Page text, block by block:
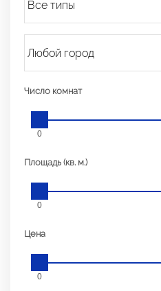
Число комнат
0
Площадь (кв. м.)
0
Цена
0